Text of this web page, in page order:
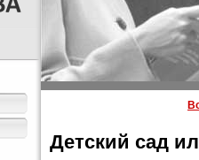
Детский сад